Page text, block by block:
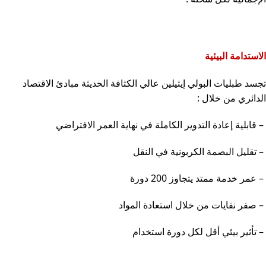
الاستدامة البيئية
تجسد طبليات البولي إيثيلين عالي الكثافة الحديثة مبادئ الاقتصاد
الدائري من خلال :
– قابلية إعادة التدوير الكاملة في نهاية العمر الافتراضي
–تقليل البصمة الكربونية في النقل
– عمر خدمة ممتد يتجاوز 200 دورة
– صفر نفايات من خلال استعادة المواد
–تأثير بيئي أقل لكل دورة استخدام